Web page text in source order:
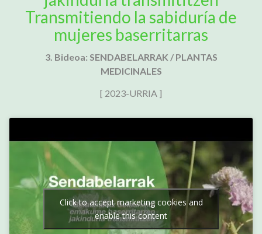
Transmitiendo la sabiduría de
mujeres baserritarras
3. Bideoa: SENDABELARRAK / PLANTAS
MEDICINALES
[ 2023-URRIA ]
Click to accept marketing cookies and
enable this content